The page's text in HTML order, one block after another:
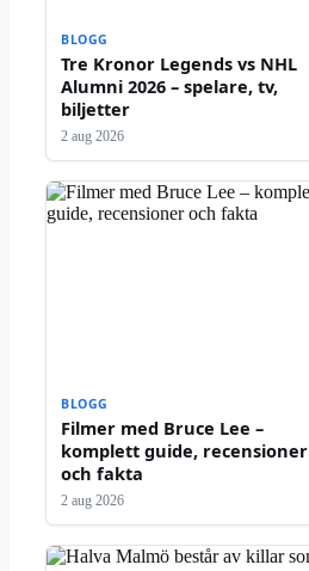
BLOGG
Tre Kronor Legends vs NHL
Alumni 2026 – spelare, tv,
biljetter
2 aug 2026
BLOGG
Filmer med Bruce Lee –
komplett guide, recensioner
och fakta
2 aug 2026